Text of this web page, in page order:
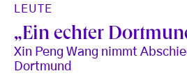
LEUTE
„Ein echter
Xin Peng Wang nimmt
Dortmund